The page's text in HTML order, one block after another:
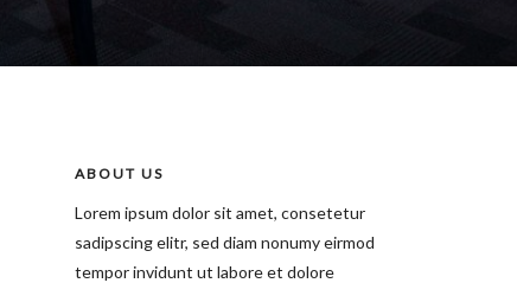
ABOUT US
Lorem ipsum dolor sit amet, consetetur
sadipscing elitr, sed diam nonumy eirmod
tempor invidunt ut labore et dolore